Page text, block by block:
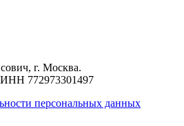
г. Москва.
772973301497
персональных данных